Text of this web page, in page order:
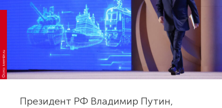
Фото: kremlin.ru
Президент РФ Владимир Путин,